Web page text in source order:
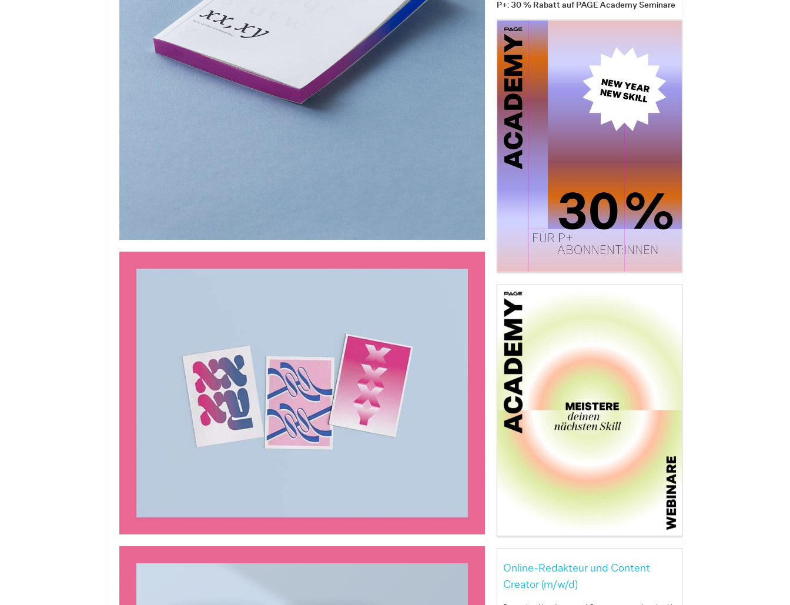
P+: 30 % Rabatt auf PAGE Academy Seminare
Online-Redakteur und Content
Creator (m/w/d)